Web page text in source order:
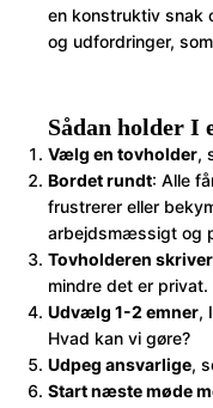
en konstruktiv snak
og udfordringer,
Sådan holder I
Vælg en tovholder,
Bordet rundt: Alle
frustrerer eller
arbejdsmæssigt og
Tovholderen
mindre det er privat.
Udvælg 1-2 emner,
Hvad kan vi gøre?
Udpeg ansvarlige,
Start næste møde